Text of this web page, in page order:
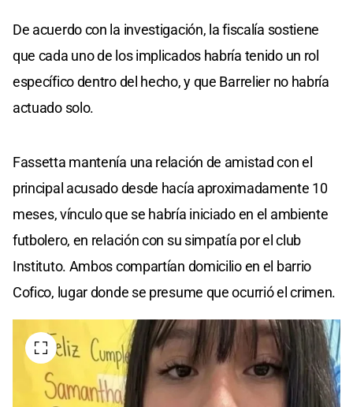
De acuerdo con la investigación, la fiscalía sostiene
que cada uno de los implicados habría tenido un rol
específico dentro del hecho, y que Barrelier no habría
actuado solo.
Fassetta mantenía una relación de amistad con el
principal acusado desde hacía aproximadamente 10
meses, vínculo que se habría iniciado en el ambiente
futbolero, en relación con su simpatía por el club
Instituto. Ambos compartían domicilio en el barrio
Cofico, lugar donde se presume que ocurrió el crimen.